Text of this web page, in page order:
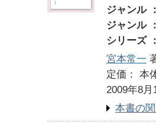
ジャンル
ジャンル
シリーズ
宮本常一
定価：
2009年8月
本書の